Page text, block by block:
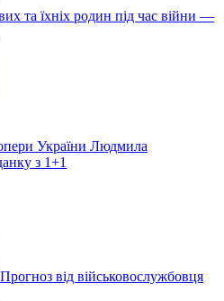
та їхніх родин під час війни —
України Людмила
з 1+1
від військовослужбовця